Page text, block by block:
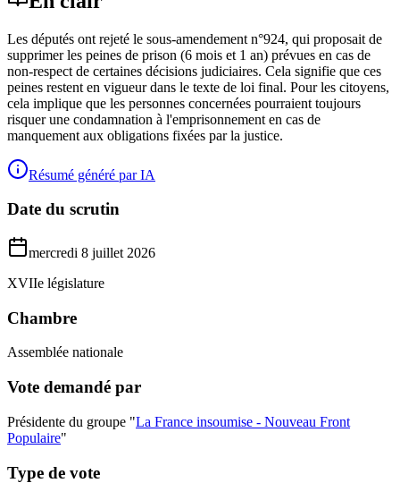
Les députés ont rejeté le sous-amendement n°924, qui proposait de
supprimer les peines de prison (6 mois et 1 an) prévues en cas de
non-respect de certaines décisions judiciaires. Cela signifie que ces
peines restent en vigueur dans le texte de loi final. Pour les citoyens,
cela implique que les personnes concernées pourraient toujours
risquer une condamnation à l'emprisonnement en cas de
manquement aux obligations fixées par la justice.
Résumé généré par IA
Date du scrutin
mercredi 8 juillet 2026
XVIIe législature
Chambre
Assemblée nationale
Vote demandé par
Présidente du groupe "La France insoumise - Nouveau Front
Populaire"
Type de vote